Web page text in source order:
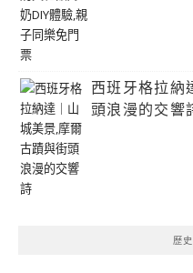
西班牙格拉納
頭浪漫的交響
歷